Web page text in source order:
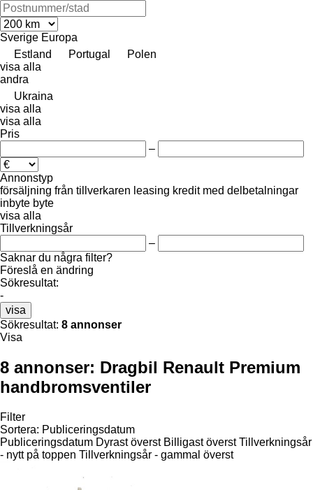
Sverige Europa
Estland
Portugal
Polen
visa alla
andra
Ukraina
visa alla
visa alla
Pris
–
Annonstyp
försäljning från tillverkaren leasing kredit med delbetalningar
inbyte byte
visa alla
Tillverkningsår
–
Saknar du några filter?
Föreslå en ändring
Sökresultat:
-
visa
Sökresultat: 8 annonser
Visa
8 annonser: Dragbil Renault Premium
handbromsventiler
Filter
Sortera: Publiceringsdatum
Publiceringsdatum Dyrast överst Billigast överst Tillverkningsår
- nytt på toppen Tillverkningsår - gammal överst